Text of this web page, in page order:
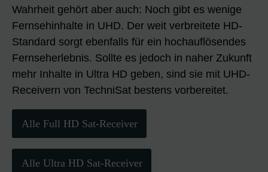
Wahrheit gehört aber auch: Noch gibt es wenige
Fernsehinhalte in UHD. Der weit verbreitete HD-
Standard sorgt ebenfalls für ein hochauflösendes
Fernseherlebnis. Sollte es jedoch in naher Zukunft
mehr Inhalte in Ultra HD geben, sind sie mit UHD-
Receivern von TechniSat bestens vorbereitet.
Alle Full HD Sat-Receiver
Alle Ultra HD Sat-Receiver